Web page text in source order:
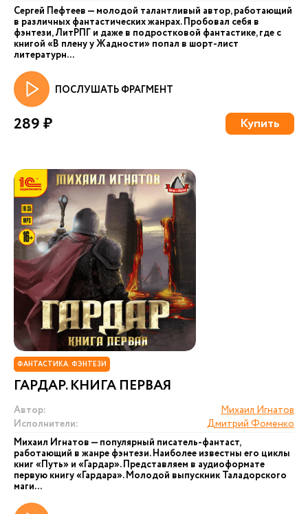
Сергей Пефтеев — молодой талантливый автор, работающий
в различных фантастических жанрах. Пробовал себя в
фэнтези, ЛитРПГ и даже в подростковой фантастике, где с
книгой «В плену у Жадности» попал в шорт-лист
литературн...
ПОСЛУШАТЬ ФРАГМЕНТ
289 ₽ Купить
ФАНТАСТИКА. ФЭНТЕЗИ
ГАРДАР. КНИГА ПЕРВАЯ
Автор:
Михаил Игнатов
Исполнители:
Дмитрий Фоменко
Михаил Игнатов — популярный писатель-фантаст,
работающий в жанре фэнтези. Наиболее известны его циклы
книг «Путь» и «Гардар». Представляем в аудиоформате
первую книгу «Гардара». Молодой выпускник Таладорского
маги...